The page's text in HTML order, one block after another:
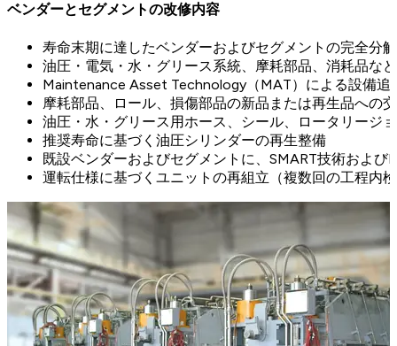
ベンダーとセグメントの改修内容
寿命末期に達したベンダーおよびセグメントの完全分
油圧・電気・水・グリース系統、摩耗部品、消耗品な
Maintenance Asset Technology（MAT）による設備
摩耗部品、ロール、損傷部品の新品または再生品への
油圧・水・グリース用ホース、シール、ロータリージ
推奨寿命に基づく油圧シリンダーの再生整備
既設ベンダーおよびセグメントに、SMART技術およ
運転仕様に基づくユニットの再組立（複数回の工程内